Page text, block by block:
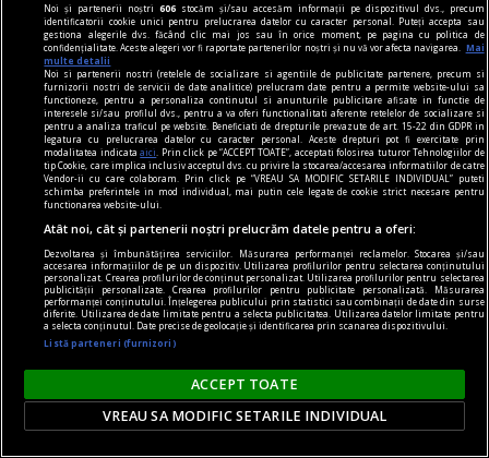
regimul artelor şi muniţiilor
Victor Brauner – Paladienii și lumea invizibilului
Reprezentările Paladistei sînt prefigurări
fantastice în care contururile corpului feminin
sugerează grafia literelor unui alfabet „erotic“
care trimite la libertatea de expresie a scrierilor
Marchizului de Sade.
Mihaela PETROV
Noi și partenerii noștri606 stocăm și/sau accesăm informații pe dispozitivul dvs., precum
identificatorii cookie unici pentru prelucrarea datelor cu caracter personal. Puteți accepta sau
gestiona alegerile dvs. făcând clic mai jos sau în orice moment, pe pagina cu politica de
confidențialitate. Aceste alegeri vor fi raportate partenerilor noștri și nu vă vor afecta navigarea.
Mai
multe detalii
Noi si partenerii nostri (retelele de socializare si agentiile de publicitate partenere, precum si
furnizorii nostri de servicii de date analitice) prelucram date pentru a permite website-ului sa
functioneze, pentru a personaliza continutul si anunturile publicitare afisate in functie de
interesele si/sau profilul dvs., pentru a va oferi functionalitati aferente retelelor de socializare si
pentru a analiza traficul pe website. Beneficiati de drepturile prevazute de art. 15-22 din GDPR in
legatura cu prelucrarea datelor cu caracter personal. Aceste drepturi pot fi exercitate prin
modalitatea indicataaici
. Prin click pe “ACCEPT TOATE”, acceptati folosirea tuturor Tehnologiilor de
tip Cookie, care implica inclusiv acceptul dvs. cu privire la stocarea/accesarea informatiilor de catre
Vendor-ii cu care colaboram. Prin click pe “VREAU SA MODIFIC SETARILE INDIVIDUAL” puteti
schimba preferintele in mod individual, mai putin cele legate de cookie strict necesare pentru
functionarea website-ului.
Atât noi, cât și partenerii noștri prelucrăm datele pentru a oferi:
Dezvoltarea și îmbunătățirea serviciilor. Măsurarea performanței reclamelor. Stocarea și/sau
accesarea informațiilor de pe un dispozitiv. Utilizarea profilurilor pentru selectarea conținutului
personalizat. Crearea profilurilor de conținut personalizat. Utilizarea profilurilor pentru selectarea
publicității personalizate. Crearea profilurilor pentru publicitate personalizată. Măsurarea
performanței conținutului. Înțelegerea publicului prin statistici sau combinații de date din surse
diferite. Utilizarea de date limitate pentru a selecta publicitatea. Utilizarea datelor limitate pentru
a selecta conținutul. Date precise de geolocație și identificarea prin scanarea dispozitivului.
Listă parteneri (furnizori)
ACCEPT TOATE
VREAU SA MODIFIC SETARILE INDIVIDUAL